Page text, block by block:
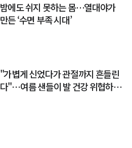
밤에도 쉬지 못하는 몸…열대야가
만든 ‘수면 부족 시대’
"가볍게 신었다가 관절까지 흔들린
다"…여름 샌들이 발 건강 위협하는